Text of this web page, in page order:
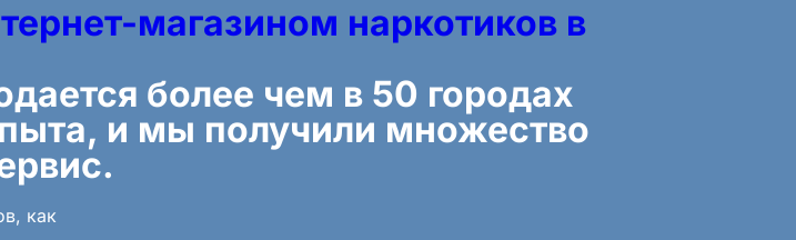
магазином наркотиков в
более чем в 50 городах
и мы получили множество
как